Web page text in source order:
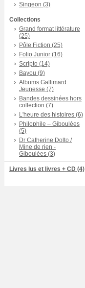
Singeon (3)
Collections
Grand format littérature
(25)
Pôle Fiction (25)
Folio Junior (16)
Scripto (14)
Bayou (9)
Albums Gallimard
Jeunesse (7)
Bandes dessinées hors
collection (7)
L'heure des histoires (6)
Philophile – Giboulées
(5)
Dr Catherine Dolto /
Mine de rien -
Giboulées (3)
Livres lus et livres + CD (4)